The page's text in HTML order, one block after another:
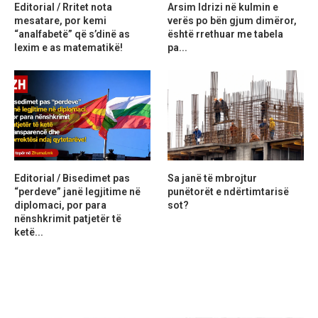
Editorial / Rritet nota
mesatare, por kemi
“analfabetë” që s’dinë as
lexim e as matematikë!
Arsim Idrizi në kulmin e
verës po bën gjum dimëror,
është rrethuar me tabela
pa...
Editorial / Bisedimet pas
“perdeve” janë legjitime në
diplomaci, por para
nënshkrimit patjetër të
ketë...
Sa janë të mbrojtur
punëtorët e ndërtimtarisë
sot?